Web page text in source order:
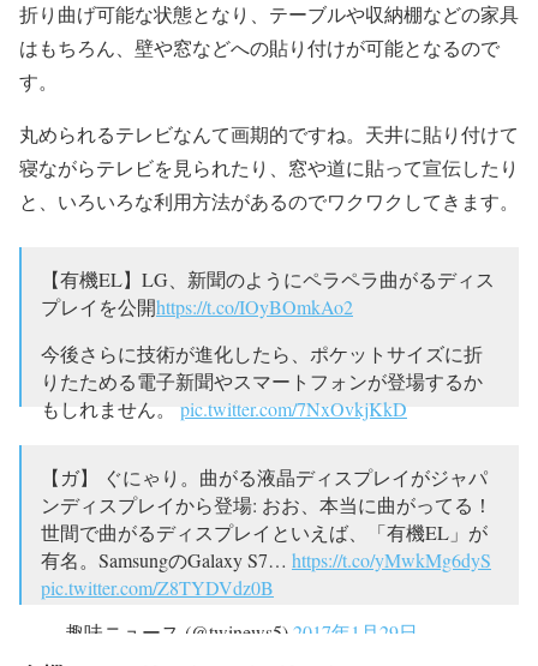
折り曲げ可能な状態となり、テーブルや収納棚などの家具
はもちろん、壁や窓などへの貼り付けが可能となるので
す。
丸められるテレビなんて画期的ですね。天井に貼り付けて
寝ながらテレビを見られたり、窓や道に貼って宣伝したり
と、いろいろな利用方法があるのでワクワクしてきます。
【有機EL】LG、新聞のようにペラペラ曲がるディス
プレイを公開https://t.co/IOyBOmkAo2
今後さらに技術が進化したら、ポケットサイズに折
りたためる電子新聞やスマートフォンが登場するか
もしれません。 pic.twitter.com/7NxOvkjKkD
【ガ】 ぐにゃり。曲がる液晶ディスプレイがジャパ
ンディスプレイから登場: おお、本当に曲がってる！
世間で曲がるディスプレイといえば、「有機EL」が
有名。SamsungのGalaxy S7… https://t.co/yMwkMg6dyS
pic.twitter.com/Z8TYDVdz0B
— 趣味ニュース (@twinews5)2017年1月29日